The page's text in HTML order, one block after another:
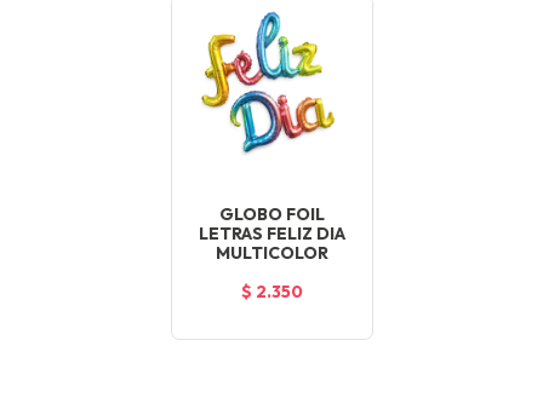
GLOBO FOIL
LETRAS FELIZ DIA
MULTICOLOR
$ 2.350